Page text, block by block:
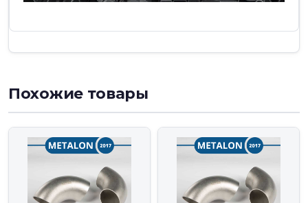
Похожие товары